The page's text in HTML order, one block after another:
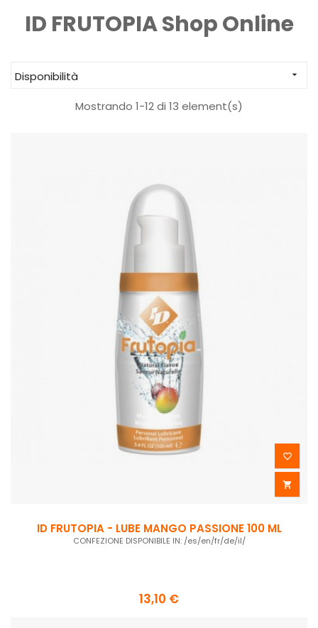
ID FRUTOPIA Shop Online
Disponibilità 
Mostrando 1-12 di 13 element(s)


ID FRUTOPIA - LUBE MANGO PASSIONE 100 ML
CONFEZIONE DISPONIBILE IN: /es/en/fr/de/il/
13,10 €